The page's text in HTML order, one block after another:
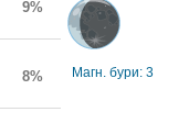
9%
8% Магн. бури: 3